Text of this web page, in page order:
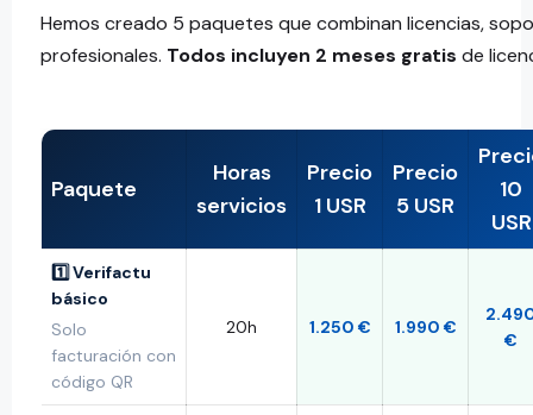
Hemos creado 5 paquetes que combinan licencias,
profesionales. Todos incluyen 2 meses gratis de
Paquete
Horas
servicios
Precio
1 USR
Precio
5 USR
10
USR
1️⃣ Verifactu
básico
Solo
facturación con
código QR
20h 1.250 € 1.990 €
€